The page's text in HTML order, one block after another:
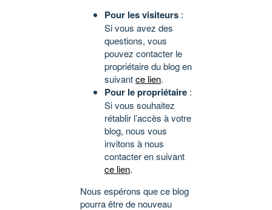
Pour les visiteurs :
Si vous avez des
questions, vous
pouvez contacter le
propriétaire du blog en
suivantce lien.
Pour le propriétaire :
Si vous souhaitez
rétablir l’accès à votre
blog, nous vous
invitons à nous
contacter en suivant
ce lien.
Nous espérons que ce blog
pourra être de nouveau